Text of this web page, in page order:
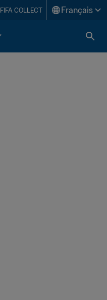
FIFA COLLECT Français